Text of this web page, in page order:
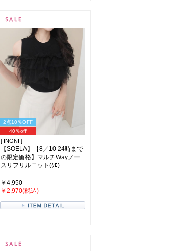
2点10％OFF
40％off
[ INGNI ]
【SOELA】【8／10 24時まで
の限定価格】マルチWayノー
スリフリルニット(ｸﾛ)
￥4,950
￥2,970(税込)